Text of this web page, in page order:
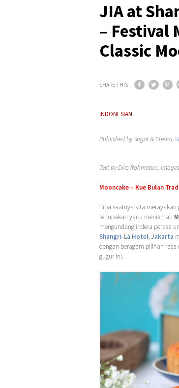
JIA at
– Festival
Classic
SHARE THIS
INDONESIAN
Published by Sugar & Cream,
Text by Dira Rohmatun,
Mooncake – Kue Bulan
Tiba saatnya kita
terlupakan yaitu menikmati
mengundang indera perasa
Shangri-La Hotel,Jakarta
dengan beragam pilihan
gugur ini.